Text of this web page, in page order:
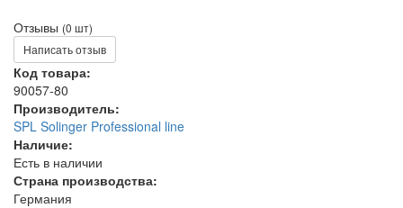
Отзывы (0 шт)
Написать отзыв
Код товара:
90057-80
Производитель:
SPL Solinger Professional line
Наличие:
Есть в наличии
Страна производства:
Германия